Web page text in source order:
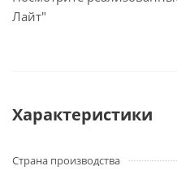
Лайт"
Характеристики
Страна производства